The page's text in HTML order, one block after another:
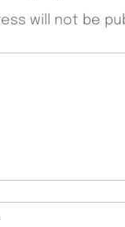
will not be